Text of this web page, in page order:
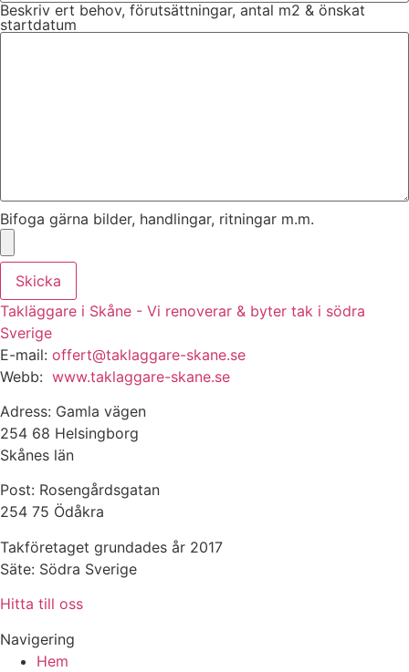
Beskriv ert behov, förutsättningar, antal m2 & önskat
startdatum
Bifoga gärna bilder, handlingar, ritningar m.m.
Skicka
Takläggare i Skåne - Vi renoverar & byter tak i södra
Sverige
E-mail: offert@taklaggare-skane.se
Webb: www.taklaggare-skane.se
Adress: Gamla vägen
254 68 Helsingborg
Skånes län
Post: Rosengårdsgatan
254 75 Ödåkra
Takföretaget grundades år 2017
Säte: Södra Sverige
Hitta till oss
Navigering
Hem